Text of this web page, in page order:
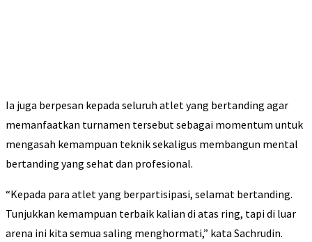
Ia juga berpesan kepada seluruh atlet yang bertanding agar
memanfaatkan turnamen tersebut sebagai momentum untuk
mengasah kemampuan teknik sekaligus membangun mental
bertanding yang sehat dan profesional.
“Kepada para atlet yang berpartisipasi, selamat bertanding.
Tunjukkan kemampuan terbaik kalian di atas ring, tapi di luar
arena ini kita semua saling menghormati,” kata Sachrudin.